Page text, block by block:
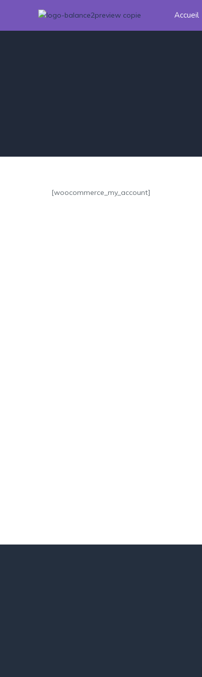
Accueil
[woocommerce_my_account]